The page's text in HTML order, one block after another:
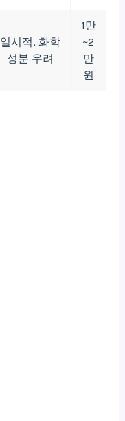
일시적, 화학
성분 우려
1만
~2
만
원